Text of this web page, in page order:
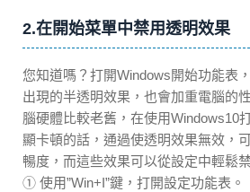
2.在開始菜單中禁用透明效果
您知道嗎？打開Windows開始功能表
出現的半透明效果，也會加重電腦的
腦硬體比較老舊，在使用Windows10
顯卡頓的話，通過使透明效果無效，
暢度，而這些效果可以從設定中輕鬆
① 使用”Win+I”鍵，打開設定功能表。